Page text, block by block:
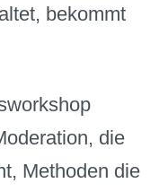
bekommt
die
Methoden die